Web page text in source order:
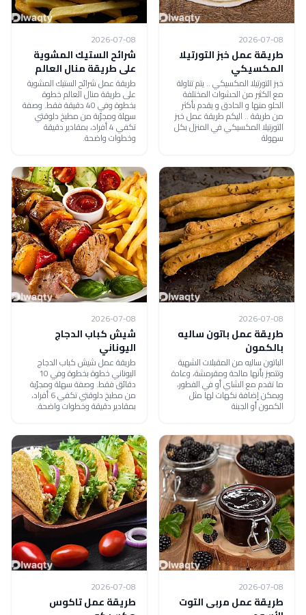
2026-07-08
طريقة عمل خبز التورتيلا
المكسيكي
خبز التورتيلا المكسيكي .. يتم تناولة
مع الكثير من الحشوات المختلفة
الحلو منها و الحادق و يقدم بأكثر
من طريقة .. اليكم طريقة عمل خبز
التورتيلا المكسيكي في المنزل بكل
سهولة
2026-07-08
شرائح الستيك المشوية
على طريقة منال العالم
طريقة عمل شرائح الستيك المشوية
على طريقة منال العالم خطوة
بخطوة وفي 40 دقيقة فقط. وصفة
سهلة ومجرّبة من مطبخ دلوقتي
تكفي 4 أفراد، بمقادير دقيقة
وخطوات واضحة.
2026-07-08
طريقة عمل باتون ساليه
بالكمون
الباتون ساليه من المقبلات الشهية
وتتميز بأنها مالحة ومقرمشة، وعادة
ما تقدم مع الشاي أو في الفطور،
ويمكن إضافة نكهات لها مثل
الكمون أو الجبنة
2026-07-08
شيش كباب الدجاج
اليوناني
طريقة عمل شيش كباب الدجاج
اليوناني خطوة بخطوة وفي 10
دقائق فقط. وصفة سهلة ومجرّبة
من مطبخ دلوقتي تكفي 6 أفراد،
بمقادير دقيقة وخطوات واضحة.
2026-07-08
طريقة عمل مربى التوت
2026-07-08
طريقة عمل تاكوس